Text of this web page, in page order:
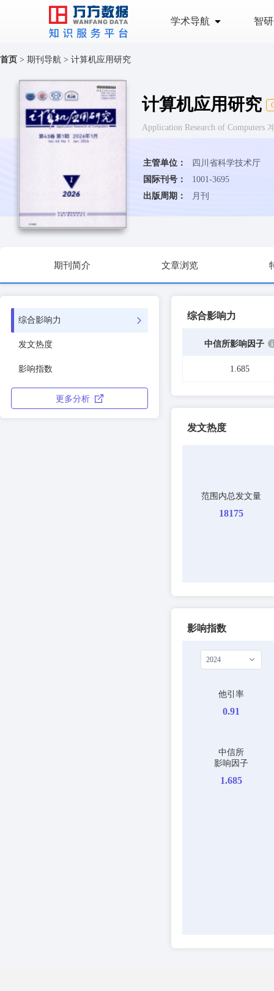
学术导航 智
首页 > 期刊导航 > 计算机应用研究
计算机应用研究
Application Research of Computers
主管单位：
四川省科学技术厅
国际刊号：
1001-3695
出版周期：
月刊
期刊简介 文章浏览
综合影响力
发文热度
影响指数
更多分析
综合影响力
中信所影响因子
1.685
发文热度
范围内总发文量
18175
影响指数
2024
他引率
0.91
中信所
影响因子
1.685